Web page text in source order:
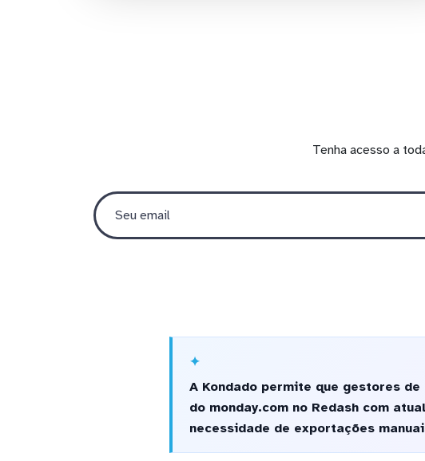
Tenha acesso a
A Kondado permite que gestores
do monday.com no Redash com
necessidade de exportações